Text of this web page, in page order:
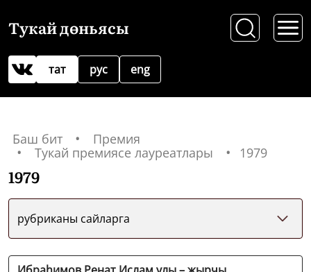
Тукай дөньясы
рус
тат eng
Баш бит
Премия
Тукай премиясе лауреатлары
1979
1979
рубриканы сайларга